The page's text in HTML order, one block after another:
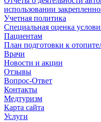
использовании
Учетная политика
Специальная оценка
Пациентам
План подготовки к
Врачи
Новости и акции
Отзывы
Вопрос-Ответ
Контакты
Медтуризм
Карта сайта
Услуги